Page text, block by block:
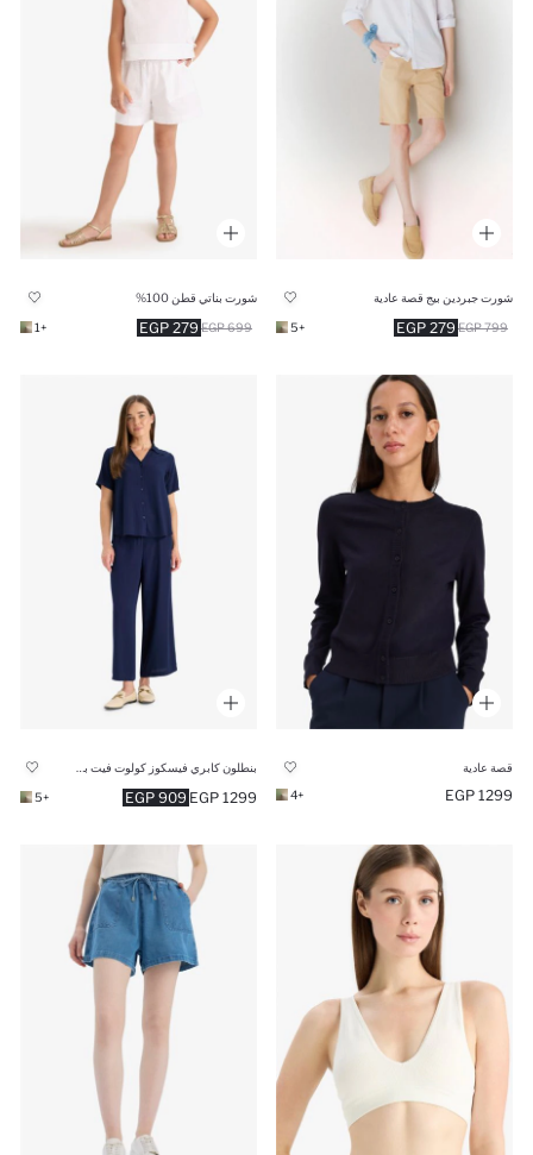
شورت جبردين بيج قصة عادية
279 EGP 799 EGP
+5
شورت بناتي قطن 100%
279 EGP 699 EGP
+1
قصة عادية
1299 EGP
+4
909 EGP 1299 EGP
+5